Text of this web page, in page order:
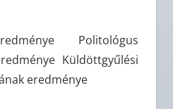
Politológus
Küldöttgyűlési
eredménye